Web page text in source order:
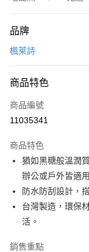
信用卡一次付款
Apple Pay
悠遊付
全盈+PAY
大哥付你分期
相關說明
【大哥付你分期使用說
1.本服務由台灣大哥
2.付款方式選擇「大
成交易。
ATM付款
運送方式
品牌
楓萊詩
商品特色
商品編號
11035341
商品特色
猶如黑糖般溫潤
辦公或戶外皆適
防水防刮設計，
台灣製造，環保
活。
銷售重點